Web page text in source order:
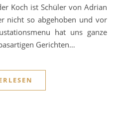
Koch ist Schüler von Adrian
nicht so abgehoben und vor
hat uns ganze
Gerichten…